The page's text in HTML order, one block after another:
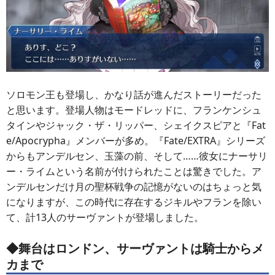
ソロモン王も登場し、かなり話が進んだストーリーだった
と思います。登場人物はモードレッドに、フランケンシュ
タインやジャック・ザ・リッパー、シェイクスピアと『Fat
e/Apocrypha』メンバーが多め。『Fate/EXTRA』シリーズ
からもアンデルセン、玉藻の前、そして……彼女にナーサリ
ー・ライムという名前が付けられたことは驚きでした。ア
ンデルセンだけ月の聖杯戦争の記憶がないのはちょっと気
になりますが、この時代に存在するジキルやフランを除い
て、計13人のサーヴァントが登場しました。
◆舞台はロンドン、サーヴァントは騎士からメ
カまで